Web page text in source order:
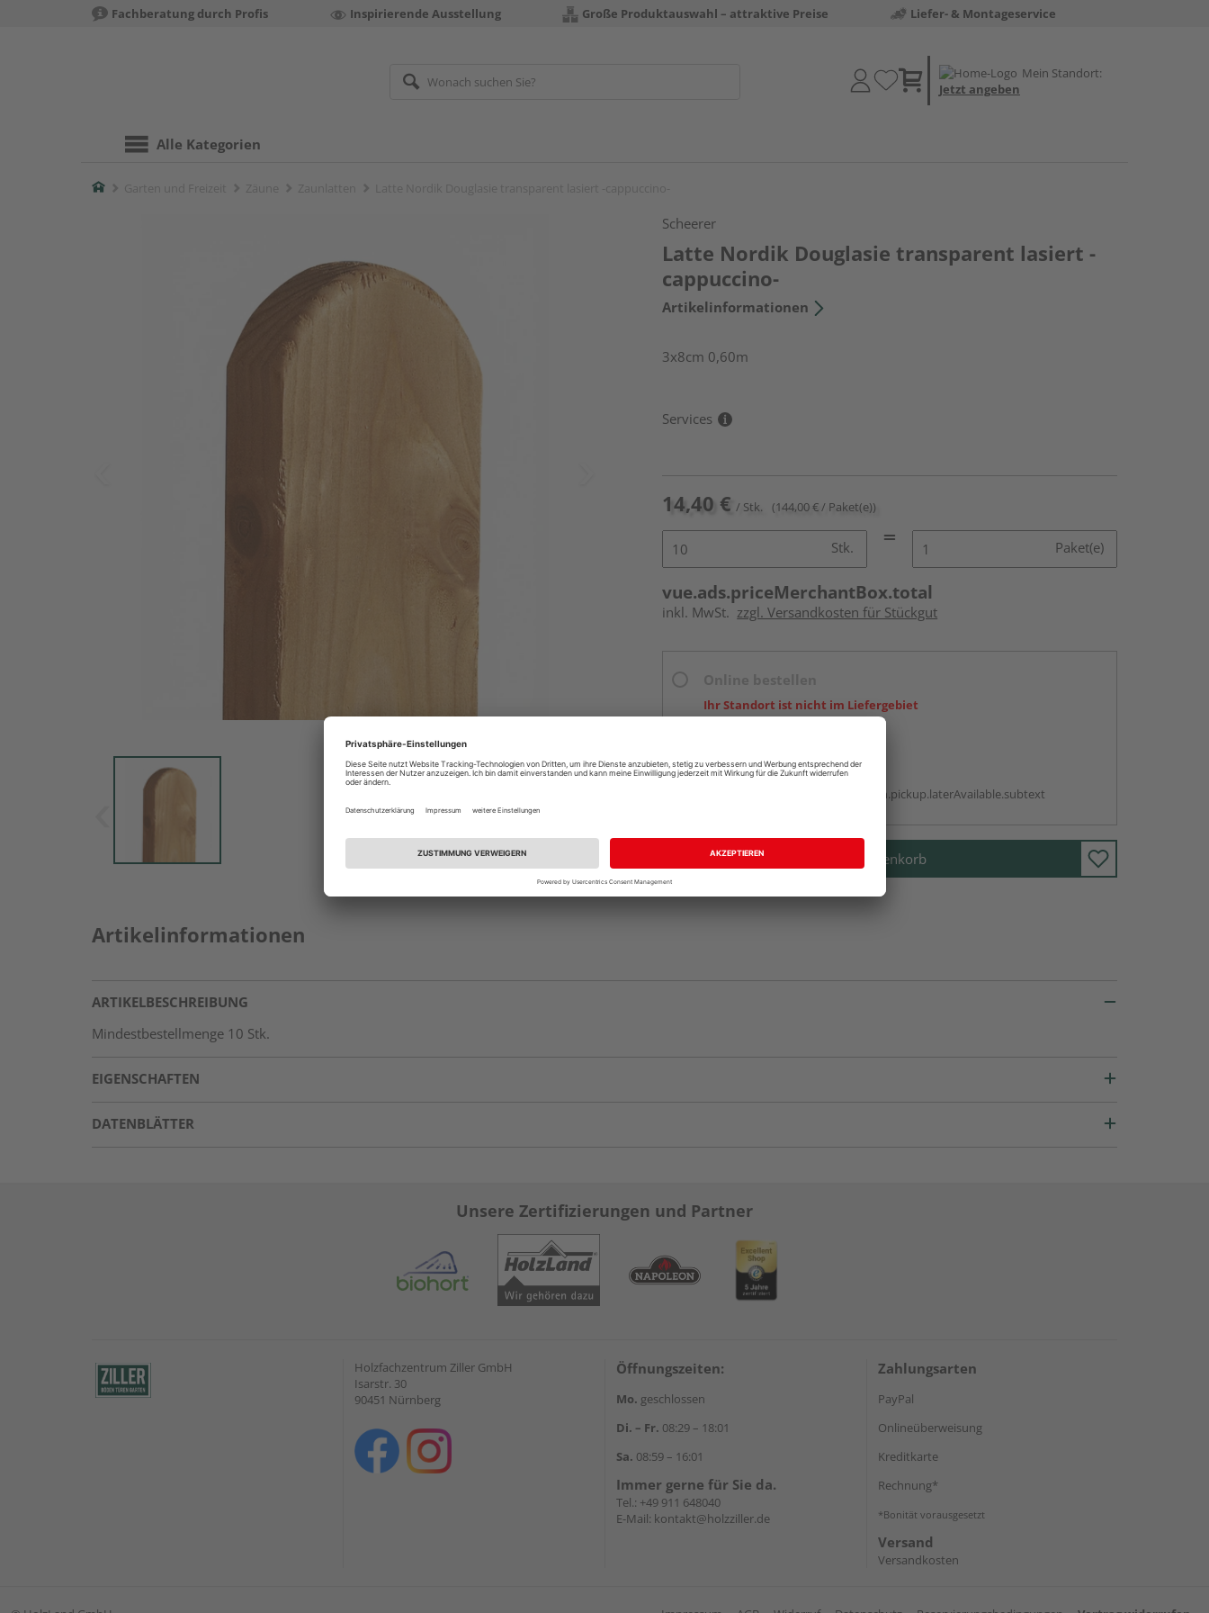
Fachberatung durch Profis Inspirierende Ausstellung Große Produktauswahl – attraktive Preise Liefer- & Montageservice
Mein Standort:
Jetzt angeben
Alle Kategorien
Home
Scheerer
Latte Nordik Douglasie transparent lasiert -
cappuccino-
Artikelinformationen
3x8cm 0,60m
Services
14,40 € / Stk. (144,00 € / Paket(e))
Stk. Paket(e)
vue.ads.priceMerchantBox.total
inkl. MwSt. zzgl. Versandkosten für Stückgut
Ihr Standort ist nicht im Liefergebiet
Auf Vorbestellung:
vue.ads.priceMerchantBox.option.pickup.laterAvailable.subtext
In den Warenkorb
Artikelinformationen
ARTIKELBESCHREIBUNG
Mindestbestellmenge 10 Stk.
EIGENSCHAFTEN
DATENBLÄTTER
Unsere Zertifizierungen und Partner
Holzfachzentrum Ziller GmbH
Isarstr. 30
90451 Nürnberg
Öffnungszeiten:
Mo. geschlossen
Di. – Fr. 08:29 – 18:01
Sa. 08:59 – 16:01
Immer gerne für Sie da.
Tel.: +49 911 648040
E-Mail: kontakt@holzziller.de
Zahlungsarten
PayPal
Onlineüberweisung
Kreditkarte
Rechnung*
*Bonität vorausgesetzt
Versand
Versandkosten